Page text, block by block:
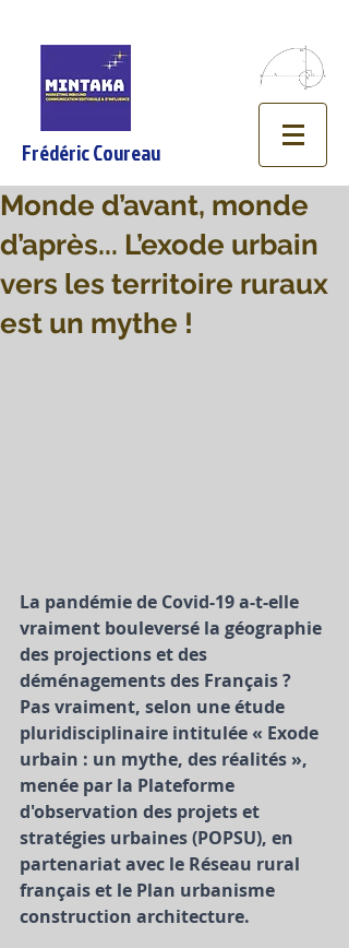
Frédéric Coureau
Monde d’avant, monde
d’après... L’exode urbain
vers les territoire ruraux
est un mythe !
La pandémie de Covid-19 a-t-elle
vraiment bouleversé la géographie
des projections et des
déménagements des Français ?
Pas vraiment, selon une étude
pluridisciplinaire intitulée « Exode
urbain : un mythe, des réalités »,
menée par la Plateforme
d'observation des projets et
stratégies urbaines (POPSU), en
partenariat avec le Réseau rural
français et le Plan urbanisme
construction architecture.